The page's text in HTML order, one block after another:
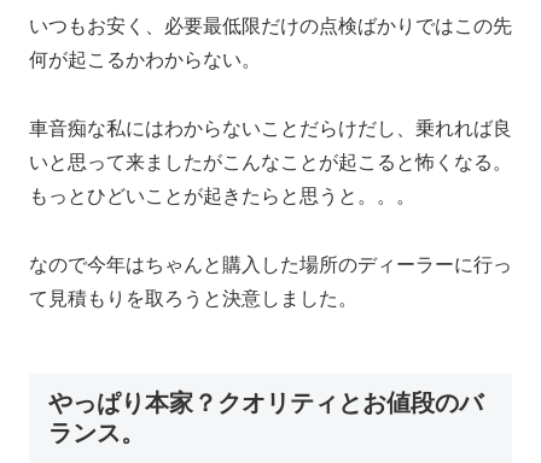
いつもお安く、必要最低限だけの点検ばかりではこの先
何が起こるかわからない。
車音痴な私にはわからないことだらけだし、乗れれば良
いと思って来ましたがこんなことが起こると怖くなる。
もっとひどいことが起きたらと思うと。。。
なので今年はちゃんと購入した場所のディーラーに行っ
て見積もりを取ろうと決意しました。
やっぱり本家？クオリティとお値段のバ
ランス。